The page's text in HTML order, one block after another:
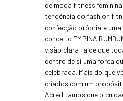
de moda fitness
tendência do fashion
confecção própria e
conceito EMPINA
visão clara: a de que
dentro de si uma força
celebrada. Mais do que
criados com um
Acreditamos que o